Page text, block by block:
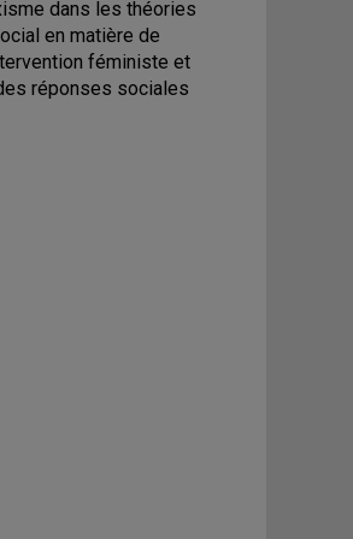
dans les théories
en matière de
féministe et
réponses sociales